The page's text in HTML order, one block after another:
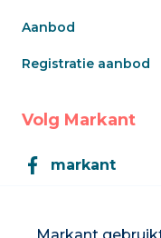
Aanbod
Registratie aanbod
Volg Markant
markant